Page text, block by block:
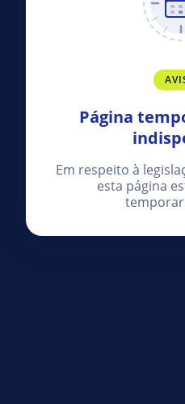
Página
Em respeito à
esta página